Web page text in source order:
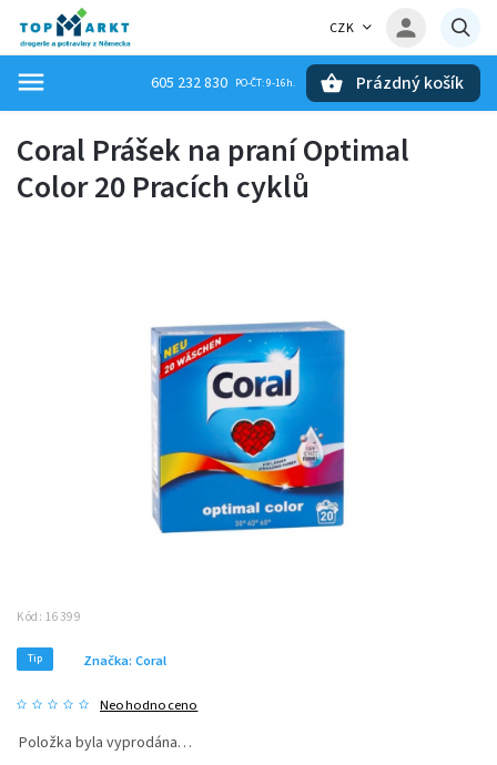
CZK
605 232 830 Prázdný košík
Coral Prášek na praní Optimal
Color 20 Pracích cyklů
Kód: 16399
Tip
Neohodnoceno
Značka: Coral
Položka byla vyprodána…